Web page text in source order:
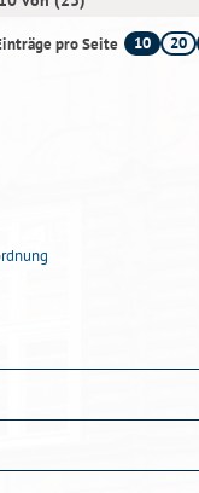
pro Seite 10 20